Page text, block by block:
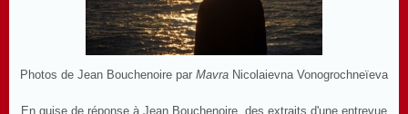
Photos de Jean Bouchenoire par Mavra Nicolaievna Vonogrochneïeva
En guise de réponse à Jean Bouchenoire, des extraits d'une entrevue